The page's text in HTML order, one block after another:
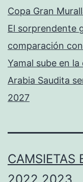
Copa Gran
El sorprendente
comparación
Yamal sube en
Arabia Saudita
2027
CAMSIETAS